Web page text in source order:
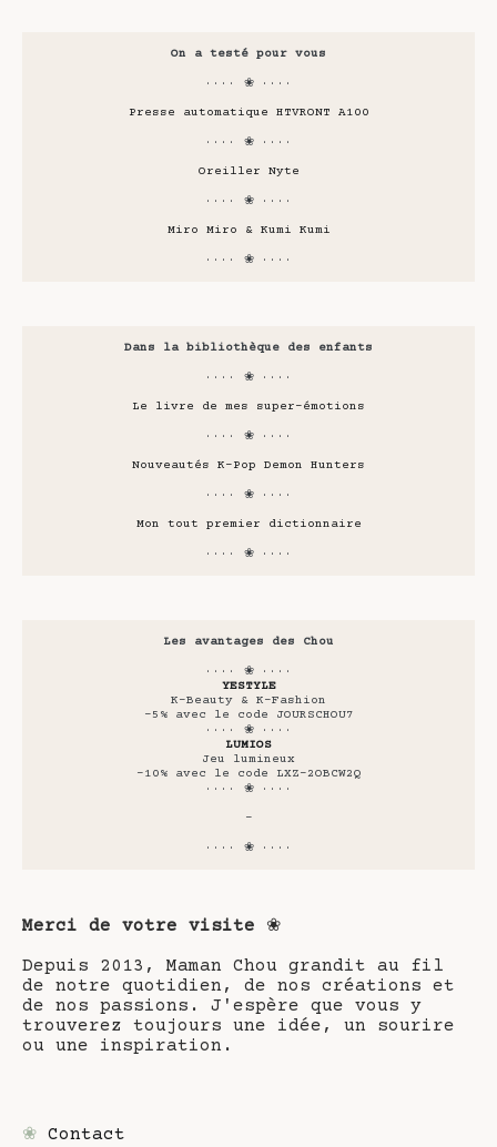
On a testé pour vous
···· ❀ ····
Presse automatique HTVRONT A100
···· ❀ ····
Oreiller Nyte
···· ❀ ····
Miro Miro & Kumi Kumi
···· ❀ ····
Dans la bibliothèque des enfants
···· ❀ ····
Le livre de mes super-émotions
···· ❀ ····
Nouveautés K-Pop Demon Hunters
···· ❀ ····
Mon tout premier dictionnaire
···· ❀ ····
Les avantages des Chou
···· ❀ ····
YESTYLE
K-Beauty & K-Fashion
-5% avec le code JOURSCHOU7
···· ❀ ····
LUMIOS
Jeu lumineux
-10% avec le code LXZ-2OBCW2Q
···· ❀ ····
-
···· ❀ ····
Merci de votre visite ❀
Depuis 2013, Maman Chou grandit au fil
de notre quotidien, de nos créations et
de nos passions. J'espère que vous y
trouverez toujours une idée, un sourire
ou une inspiration.
❀ Contact